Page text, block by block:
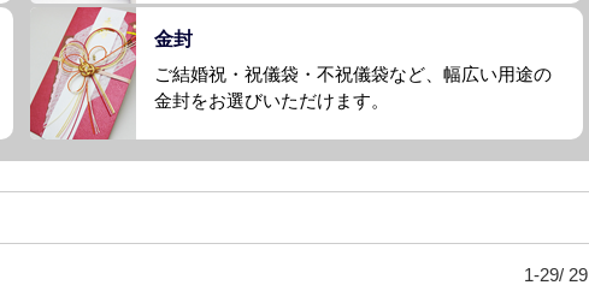
金封
ご結婚祝・祝儀袋・不祝儀袋など、幅広い用途の
金封をお選びいただけます。
1-29/ 29